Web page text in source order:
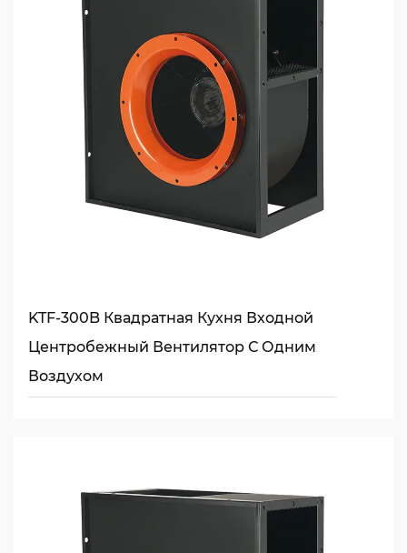
KTF-300B Квадратная Кухня Входной
Центробежный Вентилятор С Одним
Воздухом